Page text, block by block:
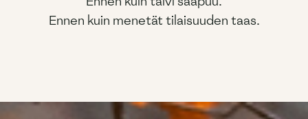
Ennen kuin menetät tilaisuuden taas.